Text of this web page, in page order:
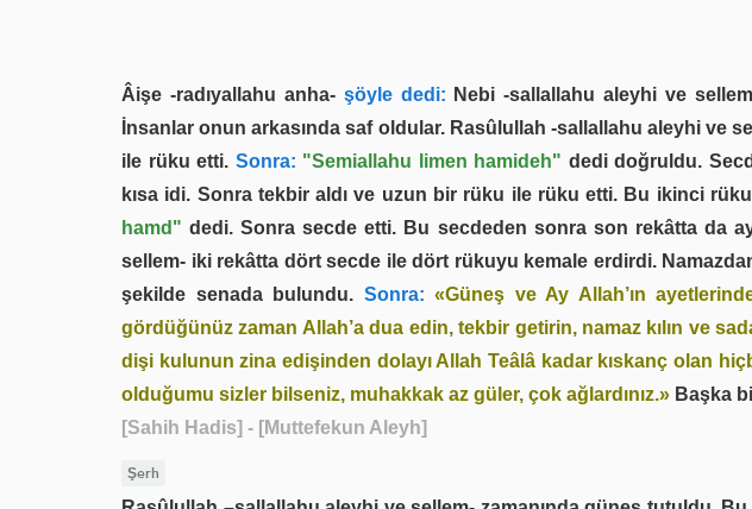
Âişe -radıyallahu anha-şöyle dedi: Nebi -sallallahu aleyhi ve
İnsanlar onun arkasında saf oldular. Rasûlullah -sallallahu aleyhi ve
ile rüku etti. Sonra: "Semiallahu limen hamideh" dedi doğruldu.
kısa idi. Sonra tekbir aldı ve uzun bir rüku ile rüku etti. Bu ikinci
hamd" dedi. Sonra secde etti. Bu secdeden sonra son rekâtta da
sellem- iki rekâtta dört secde ile dört rükuyu kemale erdirdi.
şekilde senada bulundu. Sonra: «Güneş ve Ay Allah’ın
gördüğünüz zaman Allah’a dua edin, tekbir getirin, namaz kılın ve
dişi kulunun zina edişinden dolayı Allah Teâlâ kadar kıskanç olan
olduğumu sizler bilseniz, muhakkak az güler, çok ağlardınız.» Başka
[Sahih Hadis] - [Muttefekun Aleyh]
Şerh